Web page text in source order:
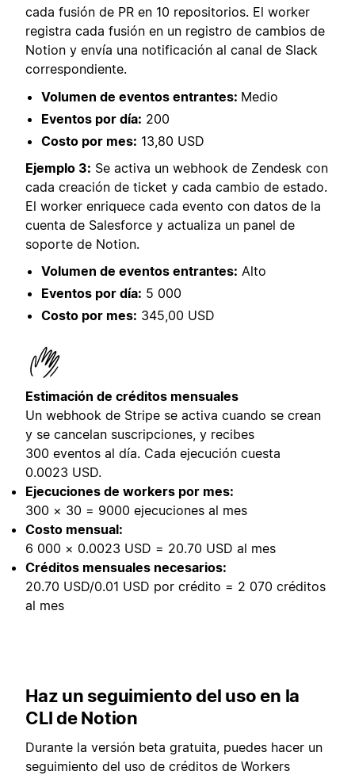
cada fusión de PR en 10 repositorios. El worker
registra cada fusión en un registro de cambios de
Notion y envía una notificación al canal de Slack
correspondiente.
Volumen de eventos entrantes: Medio
Eventos por día: 200
Costo por mes: 13,80 USD
Ejemplo 3: Se activa un webhook de Zendesk con
cada creación de ticket y cada cambio de estado.
El worker enriquece cada evento con datos de la
cuenta de Salesforce y actualiza un panel de
soporte de Notion.
Volumen de eventos entrantes: Alto
Eventos por día: 5 000
Costo por mes: 345,00 USD
Estimación de créditos mensuales
Un webhook de Stripe se activa cuando se crean
y se cancelan suscripciones, y recibes
300 eventos al día. Cada ejecución cuesta
0.0023 USD.
Ejecuciones de workers por mes:
300 × 30 = 9000 ejecuciones al mes
Costo mensual:
6 000 × 0.0023 USD = 20.70 USD al mes
Créditos mensuales necesarios:
20.70 USD/0.01 USD por crédito = 2 070 créditos
al mes
Haz un seguimiento del uso en la
CLI de Notion
Durante la versión beta gratuita, puedes hacer un
seguimiento del uso de créditos de Workers